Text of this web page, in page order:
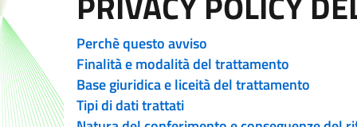
Perchè questo avviso
Finalità e modalità del trattamento
Base giuridica e liceità del trattamento
Tipi di dati trattati